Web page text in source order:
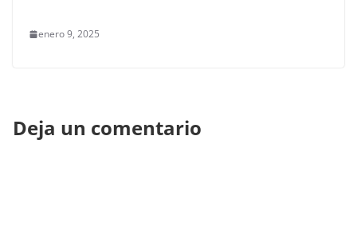
enero 9, 2025
Deja un comentario